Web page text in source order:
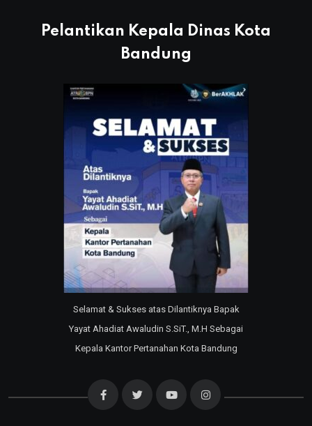
Pelantikan Kepala Dinas Kota
Bandung
Selamat & Sukses atas Dilantiknya Bapak
Yayat Ahadiat Awaludin S.SiT., M.H Sebagai
Kepala Kantor Pertanahan Kota Bandung